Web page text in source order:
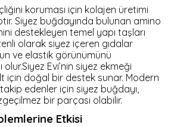
koruması için kolajen üretimi
Siyez buğdayında bulunan amino
destekleyen temel yapı taşları
olarak siyez içeren gıdalar
ve elastik görünümünü
olur.Siyez Evi’nin siyez ekmeği
için doğal bir destek sunar. Modern
edenler için siyez buğdayı,
bir parçası olabilir.
Etkisi